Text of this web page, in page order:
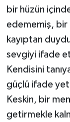
bir hüzün
edememiş, bir
kayıptan
sevgiyi ifade
Kendisini
güçlü ifade
Keskin, bir
getirmekle